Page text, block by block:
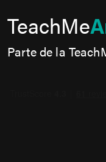
TeachMe
Parte de la